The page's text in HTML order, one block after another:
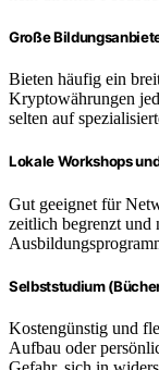
Große
Bieten häufig ein
Kryptowährungen
selten auf
Lokale Workshops
Gut geeignet für
zeitlich begrenzt und
Selbststudium
Kostengünstig und
Aufbau oder